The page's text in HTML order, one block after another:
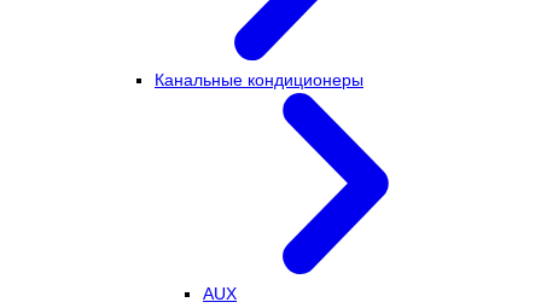
Канальные кондиционеры
AUX